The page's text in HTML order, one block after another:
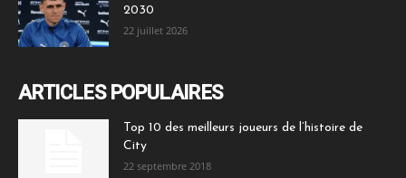
2030
22 juillet 2026
ARTICLES POPULAIRES
Top 10 des meilleurs joueurs de l’histoire de
City
22 septembre 2018